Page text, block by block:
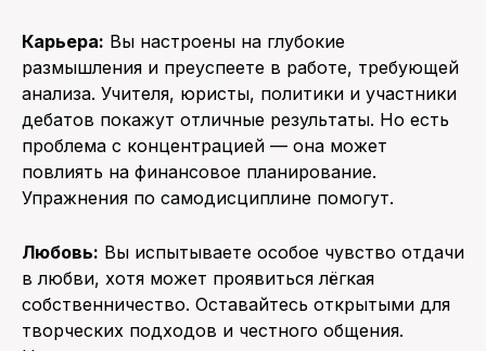
Карьера: Вы настроены на глубокие
размышления и преуспеете в работе, требующей
анализа. Учителя, юристы, политики и участники
дебатов покажут отличные результаты. Но есть
проблема с концентрацией — она может
повлиять на финансовое планирование.
Упражнения по самодисциплине помогут.
Любовь: Вы испытываете особое чувство отдачи
в любви, хотя может проявиться лёгкая
собственничество. Оставайтесь открытыми для
творческих подходов и честного общения.